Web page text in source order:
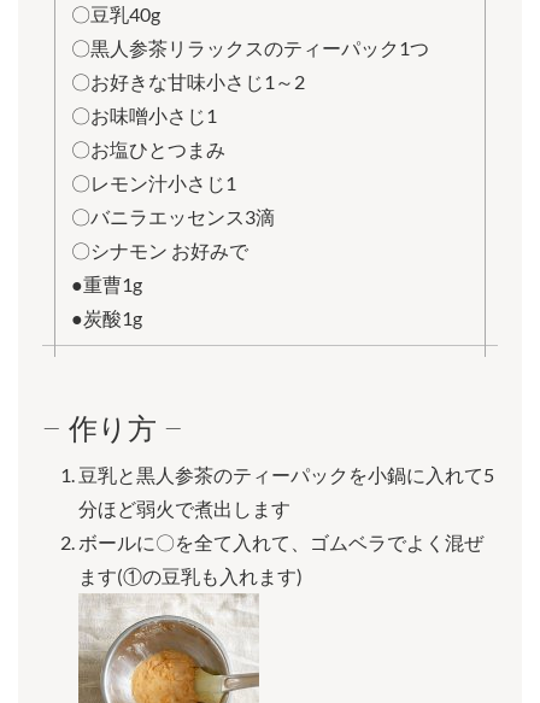
〇豆乳40g
〇黒人参茶リラックスのティーパック1つ
〇お好きな甘味小さじ1～2
〇お味噌小さじ1
〇お塩ひとつまみ
〇レモン汁小さじ1
〇バニラエッセンス3滴
〇シナモン お好みで
●重曹1g
●炭酸1g
− 作り方 −
豆乳と黒人参茶のティーパックを小鍋に入れて5
分ほど弱火で煮出します
ボールに〇を全て入れて、ゴムベラでよく混ぜ
ます(①の豆乳も入れます)